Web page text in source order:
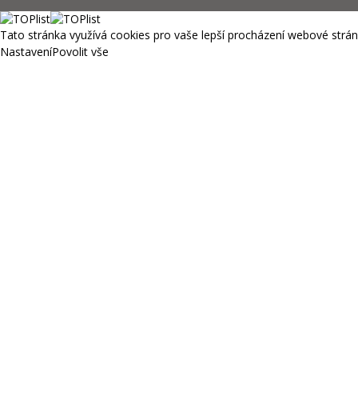
Tato stránka využívá cookies pro vaše lepší procházení webové
NastaveníPovolit vše